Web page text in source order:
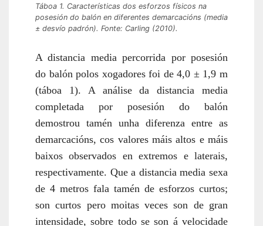
Táboa 1. Características dos esforzos físicos na
posesión do balón en diferentes demarcacións (media
± desvío padrón). Fonte: Carling (2010).
A distancia media percorrida por posesión
do balón polos xogadores foi de 4,0 ± 1,9 m
(táboa 1). A análise da distancia media
completada por posesión do balón
demostrou tamén unha diferenza entre as
demarcacións, cos valores máis altos e máis
baixos observados en extremos e laterais,
respectivamente. Que a distancia media sexa
de 4 metros fala tamén de esforzos curtos;
son curtos pero moitas veces son de gran
intensidade, sobre todo se son á velocidade